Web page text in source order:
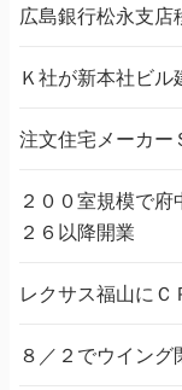
広島銀行松永支店
Ｋ社が新本社ビ
注文住宅メーカー
２００室規模で
２６以降開業
レクサス福山に
８／２でウイン